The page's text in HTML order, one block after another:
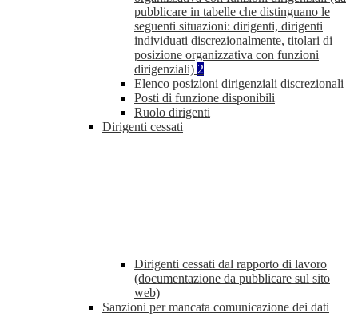
pubblicare in tabelle che distinguano le
seguenti situazioni: dirigenti, dirigenti
individuati discrezionalmente, titolari di
posizione organizzativa con funzioni
dirigenziali) 2
Elenco posizioni dirigenziali discrezionali
Posti di funzione disponibili
Ruolo dirigenti
Dirigenti cessati
Dirigenti cessati dal rapporto di lavoro
(documentazione da pubblicare sul sito
web)
Sanzioni per mancata comunicazione dei dati